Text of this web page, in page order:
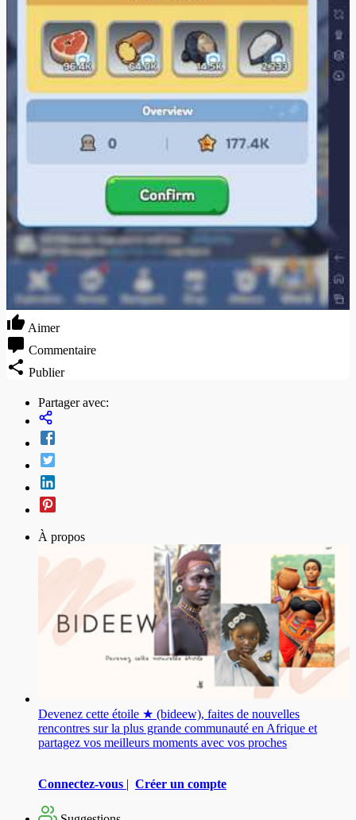
Aimer
Commentaire
Publier
Partager avec:
À propos
Devenez cette étoile ★ (bideew), faites de nouvelles
rencontres sur la plus grande communauté en Afrique et
partagez vos meilleurs moments avec vos proches
Connectez-vous | Créer un compte